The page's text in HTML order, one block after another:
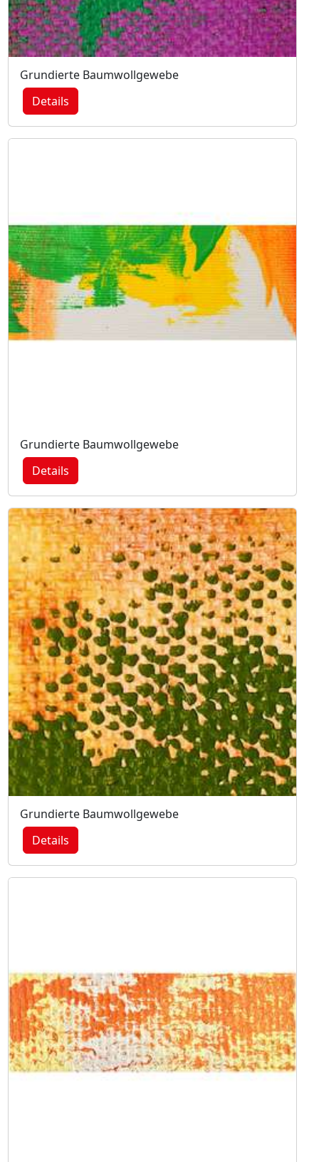
Grundierte Baumwollgewebe
Details
Grundierte Baumwollgewebe
Details
Grundierte Baumwollgewebe
Details